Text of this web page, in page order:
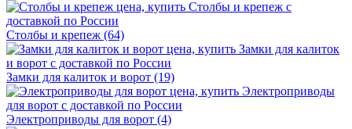
Столбы и крепеж (64)
Замки для калиток и ворот (19)
Электроприводы для ворот (4)